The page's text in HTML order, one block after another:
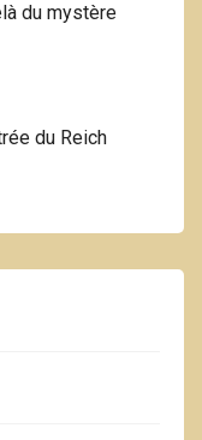
du mystère
du Reich